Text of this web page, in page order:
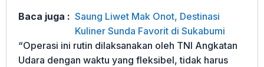
Baca juga : Saung Liwet Mak Onot, Destinasi
Kuliner Sunda Favorit di Sukabumi
“Operasi ini rutin dilaksanakan oleh TNI Angkatan
Udara dengan waktu yang fleksibel, tidak harus